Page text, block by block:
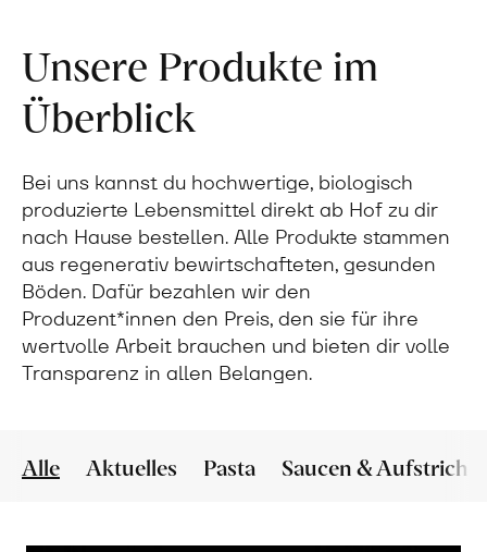
Unsere Produkte im
Überblick
Bei uns kannst du hochwertige, biologisch
produzierte Lebensmittel direkt ab Hof zu dir
nach Hause bestellen. Alle Produkte stammen
aus regenerativ bewirtschafteten, gesunden
Böden. Dafür bezahlen wir den
Produzent*innen den Preis, den sie für ihre
wertvolle Arbeit brauchen und bieten dir volle
Transparenz in allen Belangen.
Alle Aktuelles Pasta Saucen & Aufstriche